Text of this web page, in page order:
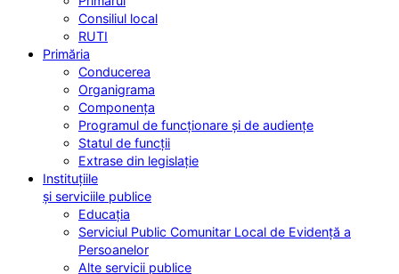
Consiliul local
RUTI
Primăria
Conducerea
Organigrama
Componența
Programul de funcționare și de audiențe
Statul de funcții
Extrase din legislație
Instituțiile
și serviciile publice
Educația
Serviciul Public Comunitar Local de Evidență a
Persoanelor
Alte servicii publice